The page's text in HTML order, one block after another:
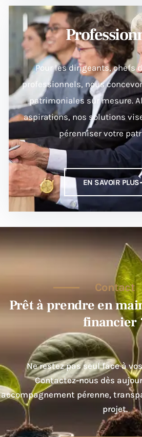
Pour les dirigeants, chefs
professionnels, nous
patrimoniales sur mesure.
aspirations, nos solutions
pérenniser votre
EN SAVOIR PLUS
Contact
Prêt à prendre en
financier
Ne restez pas seul face à
Contactez-nous dès
accompagnement pérenne,
projet.